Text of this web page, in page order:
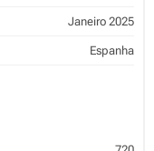
Janeiro 2025
Espanha